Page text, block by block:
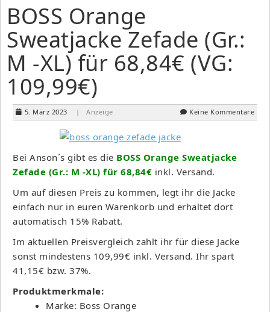
BOSS Orange
Sweatjacke Zefade (Gr.:
M -XL) für 68,84€ (VG:
109,99€)
5. März 2023 | Anzeige Keine Kommentare
Bei Anson´s gibt es die BOSS Orange Sweatjacke
Zefade (Gr.: M -XL) für 68,84€ inkl. Versand.
Um auf diesen Preis zu kommen, legt ihr die Jacke
einfach nur in euren Warenkorb und erhaltet dort
automatisch 15% Rabatt.
Im aktuellen Preisvergleich zahlt ihr für diese Jacke
sonst mindestens 109,99€ inkl. Versand. Ihr spart
41,15€ bzw. 37%.
Produktmerkmale:
Marke: Boss Orange